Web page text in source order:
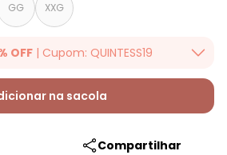
GG XXG
OFF | Cupom: QUINTESS19
qualquer valor, usando o cupom:
toda loja Quintess, até 07/08/2026.
na sacola
Compartilhar